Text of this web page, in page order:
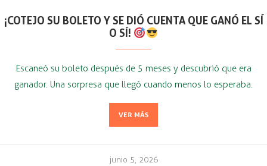
¡COTEJO SU BOLETO Y SE DIÓ CUENTA QUE GANÓ EL SÍ
O SÍ!
Escaneó su boleto después de 5 meses y descubrió que era
ganador. Una sorpresa que llegó cuando menos lo esperaba.
VER MÁS
junio 5, 2026